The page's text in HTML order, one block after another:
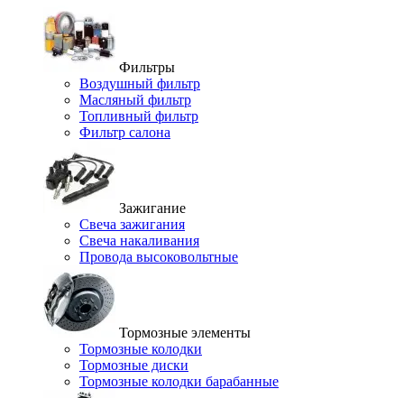
Фильтры
Воздушный фильтр
Масляный фильтр
Топливный фильтр
Фильтр салона
Зажигание
Свеча зажигания
Свеча накаливания
Провода высоковольтные
Тормозные элементы
Тормозные колодки
Тормозные диски
Тормозные колодки барабанные